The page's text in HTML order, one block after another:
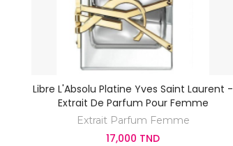
Libre L'Absolu Platine Yves Saint Laurent -
Extrait De Parfum Pour Femme
Extrait Parfum Femme
17,000 TND